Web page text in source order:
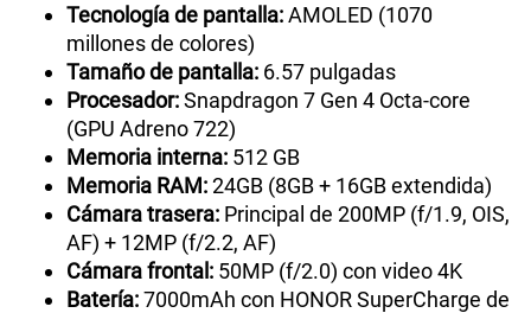
Tecnología de pantalla:AMOLED (1070
millones de colores)
Tamaño de pantalla: 6.57 pulgadas
Procesador:Snapdragon 7 Gen 4 Octa-core
(GPU Adreno 722)
Memoria interna: 512 GB
Memoria RAM:24GB (8GB + 16GB extendida)
Cámara trasera: Principal de 200MP (f/1.9, OIS,
AF) + 12MP (f/2.2, AF)
Cámara frontal: 50MP (f/2.0) con video 4K
Batería:7000mAh con HONOR SuperCharge de